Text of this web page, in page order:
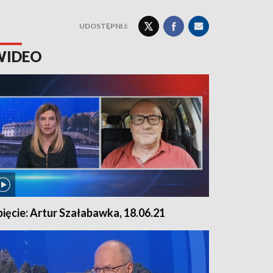
UDOSTĘPNIJ:
Artur Szałabawka, 18.06.21